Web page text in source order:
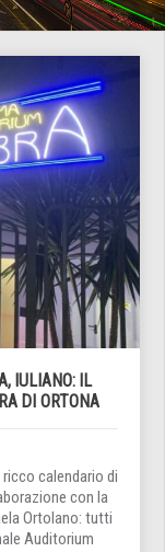
IULIANO: IL
DI ORTONA
calendario di
con la
Ortolano: tutti
Auditorium